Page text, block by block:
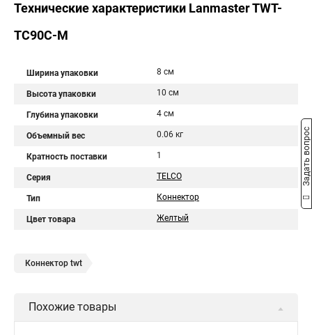
Технические характеристики Lanmaster TWT-
TC90C-M
Ширина упаковки 8 см
Высота упаковки 10 см
Глубина упаковки 4 см
Объемный вес 0.06 кг
Кратность поставки 1
Серия TELCO
Тип Коннектор
Цвет товара Желтый
Коннектор twt
Похожие товары
Задать вопрос